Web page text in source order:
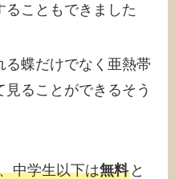
ることもできました
る蝶だけでなく亜熱帯
ることができるそう
中学生以下は無料 と